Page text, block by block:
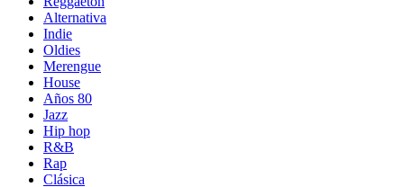
Alternativa
Indie
Oldies
Merengue
House
Años 80
Jazz
Hip hop
R&B
Rap
Clásica